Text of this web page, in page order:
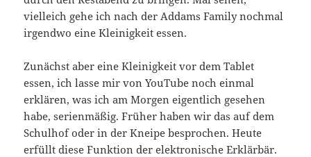
vielleich gehe ich nach der Addams Family nochmal
irgendwo eine Kleinigkeit essen.
Zunächst aber eine Kleinigkeit vor dem Tablet
essen, ich lasse mir von YouTube noch einmal
erklären, was ich am Morgen eigentlich gesehen
habe, serienmäßig. Früher haben wir das auf dem
Schulhof oder in der Kneipe besprochen. Heute
erfüllt diese Funktion der elektronische Erklärbär.